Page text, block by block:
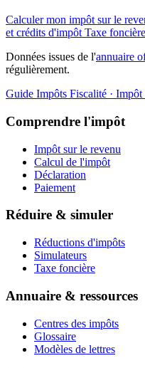
Calculer mon impôt sur le
et crédits d'impôt Taxe foncière
Données issues de l'annuaire
régulièrement.
Guide Impôts Fiscalité ·
Comprendre l'impôt
Impôt sur le revenu
Calcul de l'impôt
Déclaration
Paiement
Réduire & simuler
Réductions d'impôts
Simulateurs
Taxe foncière
Annuaire & ressources
Centres des impôts
Glossaire
Modèles de lettres